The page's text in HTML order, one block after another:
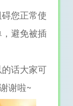
您正常使
避免被插
话大家可
谢啦~